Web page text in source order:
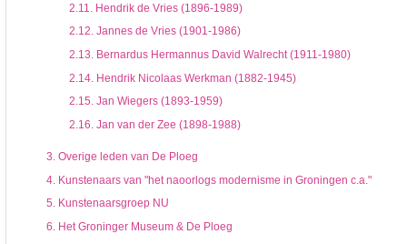
2.11.
Hendrik de Vries (1896-1989)
2.12.Jannes de Vries (1901-1986)
2.13.Bernardus Hermannus David Walrecht (1911-1980)
2.14. Hendrik Nicolaas Werkman (1882-1945)
2.15.Jan Wiegers (1893-1959)
2.16. Jan van der Zee (1898-1988)
3.Overige leden van De Ploeg
4. Kunstenaars van "het naoorlogs modernisme in Groningen c.a."
5.Kunstenaarsgroep NU
6. Het Groninger Museum & De Ploeg